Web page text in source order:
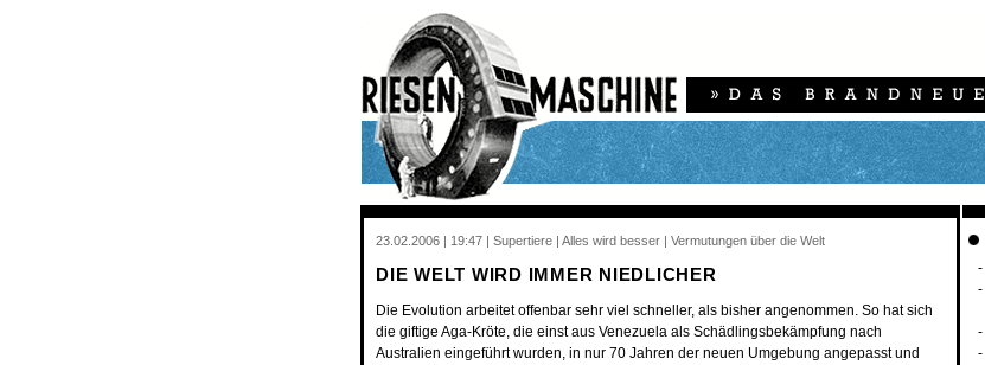
23.02.2006 | 19:47 | Supertiere | Alles wird besser | Vermutungen über die Welt
DIE WELT WIRD IMMER NIEDLICHER
Die Evolution arbeitet offenbar sehr viel schneller, als bisher angenommen. So hat sich
die giftige Aga-Kröte, die einst aus Venezuela als Schädlingsbekämpfung nach
Australien eingeführt wurden, in nur 70 Jahren der neuen Umgebung angepasst und
-
-
-
-